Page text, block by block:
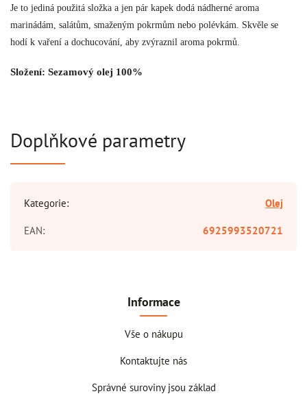
Je to jediná použitá složka a jen pár kapek dodá nádherné aroma
marinádám, salátům, smaženým pokrmům nebo polévkám. Skvěle se
hodí k vaření a dochucování, aby zvýraznil aroma pokrmů.
Složení: Sezamový olej 100%
Doplňkové parametry
Kategorie:
Olej
EAN: 6925993520721
Informace
Vše o nákupu
Kontaktujte nás
Správné suroviny jsou základ